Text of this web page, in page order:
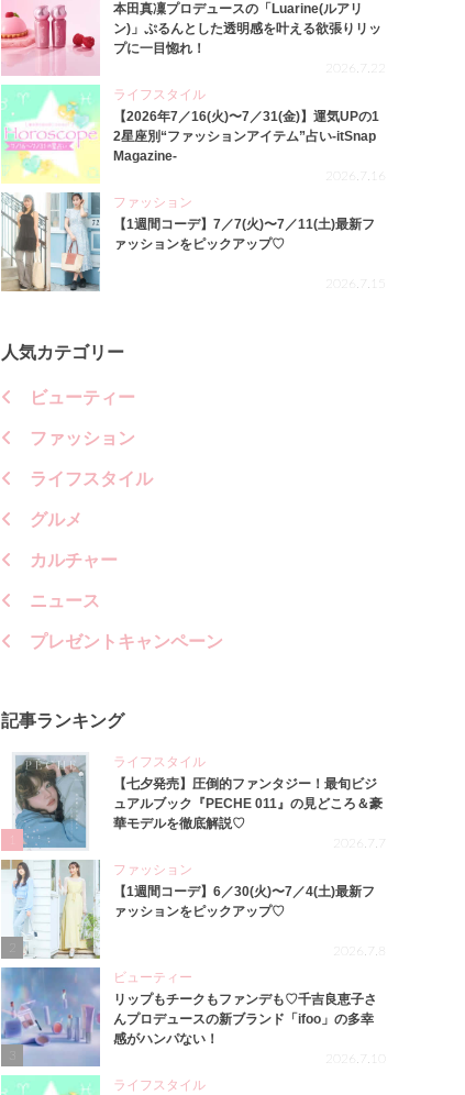
本田真凜プロデュースの「Luarine(ルアリ
ン)」ぷるんとした透明感を叶える欲張りリッ
プに一目惚れ！
2026.7.22
ライフスタイル
【2026年7／16(火)〜7／31(金)】運気UPの1
2星座別“ファッションアイテム”占い-itSnap
Magazine-
2026.7.16
ファッション
【1週間コーデ】7／7(火)〜7／11(土)最新フ
ァッションをピックアップ♡
2026.7.15
人気カテゴリー
ビューティー
ファッション
ライフスタイル
グルメ
カルチャー
ニュース
プレゼントキャンペーン
記事ランキング
ライフスタイル
【七夕発売】圧倒的ファンタジー！最旬ビジ
ュアルブック『PECHE 011』の見どころ＆豪
華モデルを徹底解説♡
2026.7.7
ファッション
【1週間コーデ】6／30(火)〜7／4(土)最新フ
ァッションをピックアップ♡
2026.7.8
3
ビューティー
リップもチークもファンデも♡千吉良恵子さ
んプロデュースの新ブランド「ifoo」の多幸
感がハンパない！
2026.7.10
ライフスタイル